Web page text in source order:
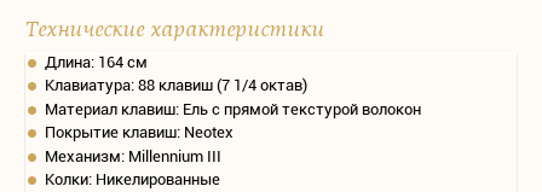
Технические характеристики
Длина: 164 см
Клавиатура: 88 клавиш (7 1/4 октав)
Материал клавиш: Ель с прямой текстурой волокон
Покрытие клавиш: Neotex
Механизм: Millennium III
Колки: Никелированные